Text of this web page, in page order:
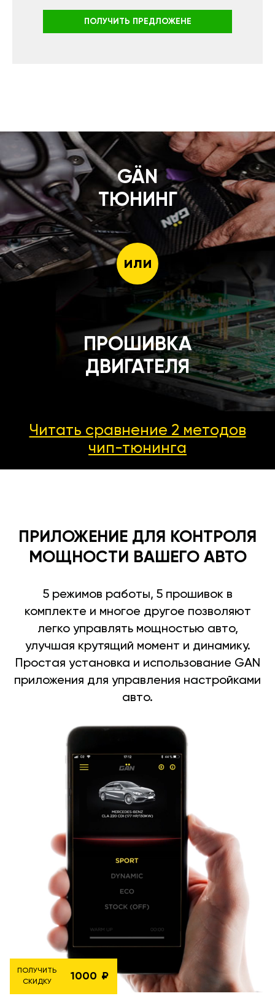
ПОЛУЧИТЬ ПРЕДЛОЖЕНЕ
GÄN
ТЮНИНГ
или
ПРОШИВКА
ДВИГАТЕЛЯ
Читать сравнение 2 методов
чип-тюнинга
ПРИЛОЖЕНИЕ ДЛЯ КОНТРОЛЯ
МОЩНОСТИ ВАШЕГО АВТО
5 режимов работы, 5 прошивок в
комплекте и многое другое позволяют
легко управлять мощностью авто,
улучшая крутящий момент и динамику.
Простая установка и использование GAN
приложения для управления настройками
авто.
ПОЛУЧИТЬ
СКИДКУ
1000